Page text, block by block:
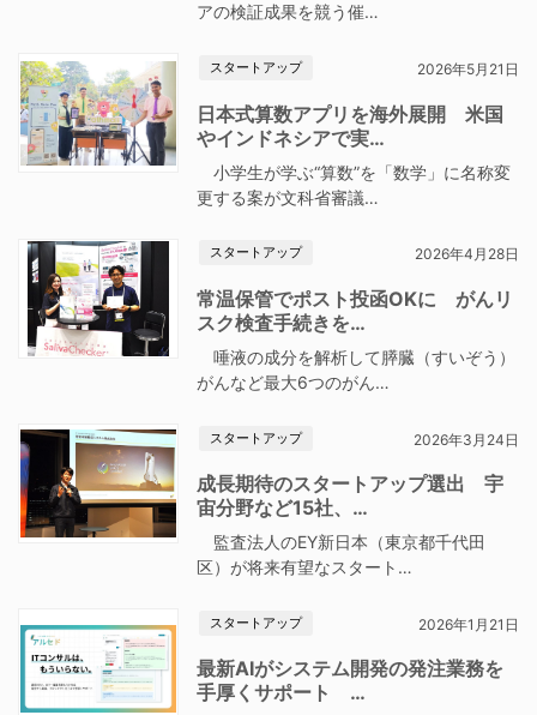
アの検証成果を競う催…
スタートアップ 2026年5月21日
日本式算数アプリを海外展開 米国
やインドネシアで実…
小学生が学ぶ“算数”を「数学」に名称変
更する案が文科省審議…
スタートアップ 2026年4月28日
常温保管でポスト投函OKに がんリ
スク検査手続きを…
唾液の成分を解析して膵臓（すいぞう）
がんなど最大6つのがん…
スタートアップ 2026年3月24日
成長期待のスタートアップ選出 宇
宙分野など15社、…
監査法人のEY新日本（東京都千代田
区）が将来有望なスタート…
スタートアップ 2026年1月21日
最新AIがシステム開発の発注業務を
手厚くサポート …